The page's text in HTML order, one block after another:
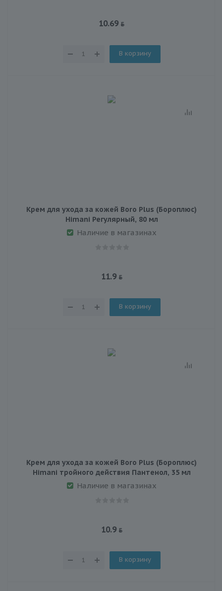
10.69
В корзину
Крем для ухода за кожей Boro Plus (Бороплюс)
Himani Регулярный, 80 мл
Наличие в магазинах
11.9
В корзину
Крем для ухода за кожей Boro Plus (Бороплюс)
Himani тройного действия Пантенол, 35 мл
Наличие в магазинах
10.9
В корзину